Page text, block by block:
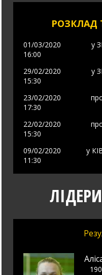
РОЗКЛАД
01/03/2020
16:00
у
29/02/2020
15:30
у
23/02/2020
17:30
22/02/2020
15:30
09/02/2020
11:30
у